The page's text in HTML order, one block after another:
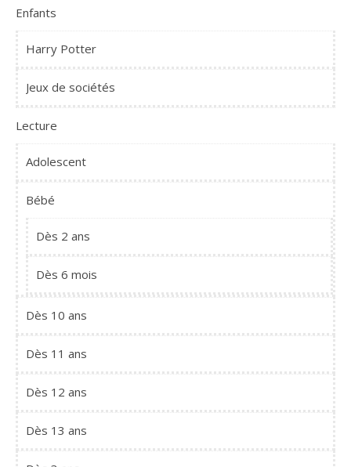
Enfants
Harry Potter
Jeux de sociétés
Lecture
Adolescent
Bébé
Dès 2 ans
Dès 6 mois
Dès 10 ans
Dès 11 ans
Dès 12 ans
Dès 13 ans